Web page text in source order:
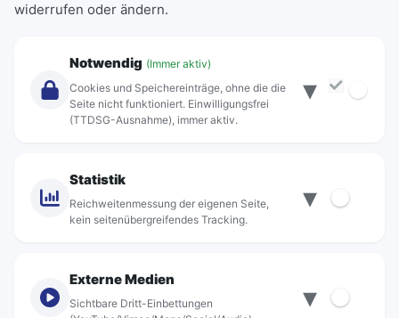
Abonnements
Über Rebus
Standorte
© rebus Regionalbus Rostock GmbH
widerrufen oder ändern.
Notwendig (Immer aktiv)
Cookies und Speichereinträge, ohne die die
Seite nicht funktioniert. Einwilligungsfrei
(TTDSG-Ausnahme), immer aktiv.
▾
Statistik
Reichweitenmessung der eigenen Seite,
kein seitenübergreifendes Tracking.
▾
Externe Medien
Sichtbare Dritt-Einbettungen
▾